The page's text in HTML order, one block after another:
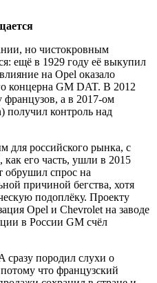
но чистокровным
ещё в 1929 году её выкупил
на Opel оказало
концерна GM DAT. В 2012
французов, а в 2017-ом
получил контроль над
для российского рынка, с
как его часть, ушли в 2015
обрушил спрос на
причиной бегства, хотя
подоплёку. Проекту
Opel и Chevrolet на заводе
в России GM счёл
сразу породил слухи о
что французский